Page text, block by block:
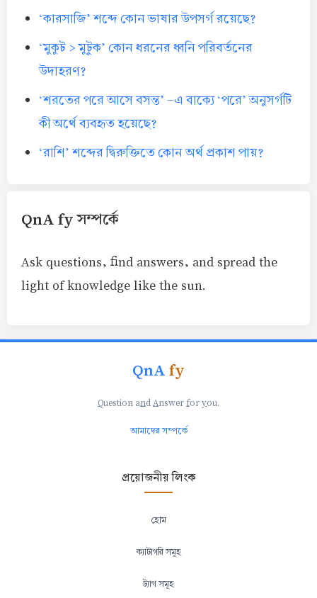
‘কারসাজি’ শব্দে কোন ভাষার উপসর্গ রয়েছে?
‘মুকুট > মুটুক’ কোন ধরনের ধ্বনি পরিবর্তনের
উদাহরণ?
‘শরতের পরে আসে বসন্ত’ -এ বাক্যে ‘পরে’ অনুসর্গটি
কী অর্থে ব্যবহৃত হয়েছে?
‘রাশি’ শব্দের দ্বিরুক্তিতে কোন অর্থ প্রকাশ পায়?
QnA fy সম্পর্কে
Ask questions, find answers, and spread the
light of knowledge like the sun.
QnAfy
Question andAnswer foryou.
আমাদের সম্পর্কে
প্রয়োজনীয় লিংক
হোম
ক্যাটাগরি সমূহ
ট্যাগ সমূহ